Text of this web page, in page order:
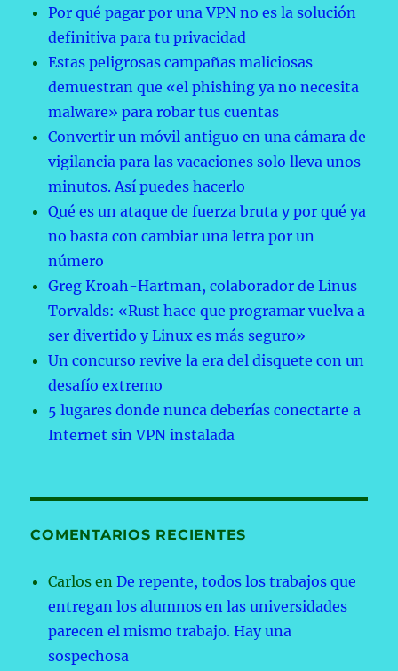
Por qué pagar por una VPN no es la solución
definitiva para tu privacidad
Estas peligrosas campañas maliciosas
demuestran que «el phishing ya no necesita
malware» para robar tus cuentas
Convertir un móvil antiguo en una cámara de
vigilancia para las vacaciones solo lleva unos
minutos. Así puedes hacerlo
Qué es un ataque de fuerza bruta y por qué ya
no basta con cambiar una letra por un
número
Greg Kroah-Hartman, colaborador de Linus
Torvalds: «Rust hace que programar vuelva a
ser divertido y Linux es más seguro»
Un concurso revive la era del disquete con un
desafío extremo
5 lugares donde nunca deberías conectarte a
Internet sin VPN instalada
COMENTARIOS RECIENTES
Carlos enDe repente, todos los trabajos que
entregan los alumnos en las universidades
parecen el mismo trabajo. Hay una
sospechosa